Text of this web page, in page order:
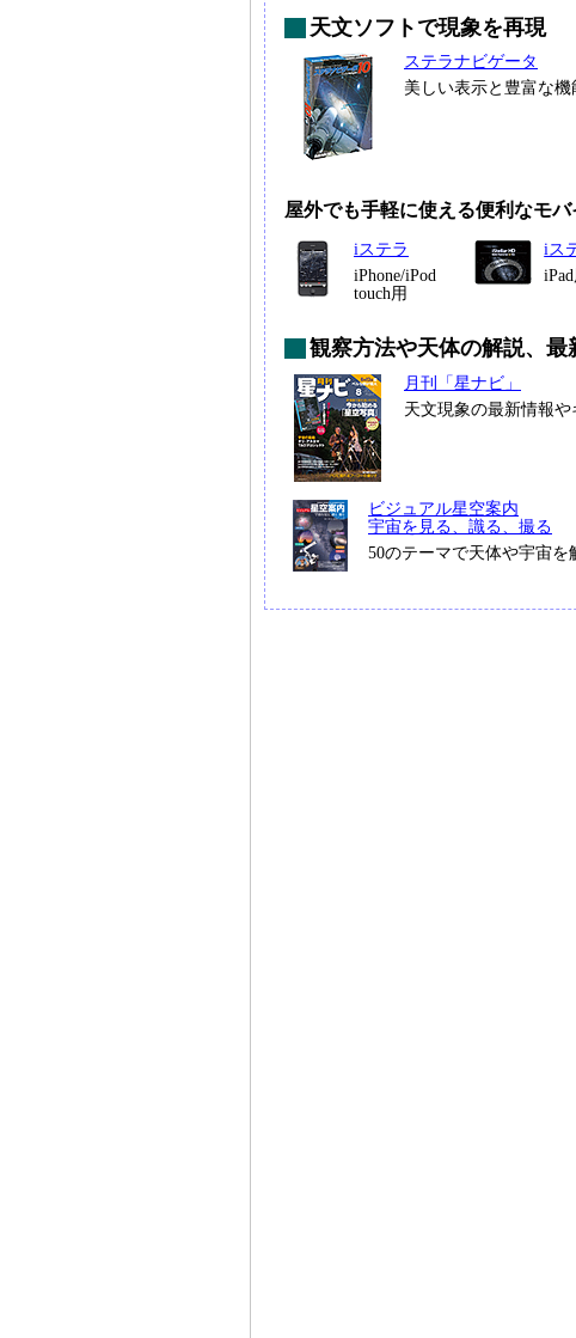
天文ソフトで現象を再現
ステラナビゲータ
美しい表示と豊富な
屋外でも手軽に使える便利なモ
iステラ
iPhone/iPod
touch用
iス
観察方法や天体の解説、最
月刊「星ナビ」
天文現象の最新情報
ビジュアル星空案内
宇宙を見る、識る、撮る
50のテーマで天体や宇宙を